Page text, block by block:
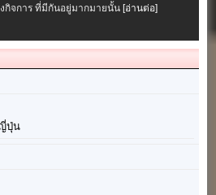
กิจการ ที่มีกันอยู่มากมายนั้น [อ่านต่อ]
ปุ่น